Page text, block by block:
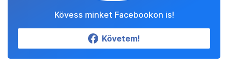
Kövess minket Facebookon is!
Követem!